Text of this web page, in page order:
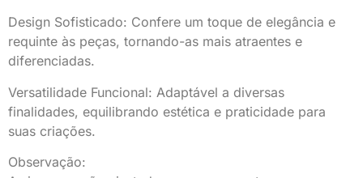
Design Sofisticado: Confere um toque de elegância e
requinte às peças, tornando-as mais atraentes e
diferenciadas.
Versatilidade Funcional: Adaptável a diversas
finalidades, equilibrando estética e praticidade para
suas criações.
Observação: